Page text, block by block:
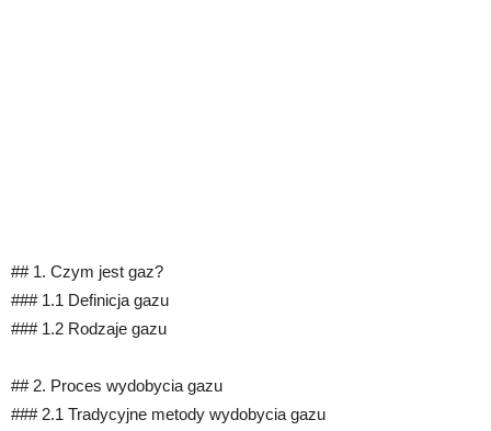
## 1. Czym jest gaz?
### 1.1 Definicja gazu
### 1.2 Rodzaje gazu
## 2. Proces wydobycia gazu
### 2.1 Tradycyjne metody wydobycia gazu